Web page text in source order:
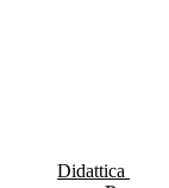
Didattica